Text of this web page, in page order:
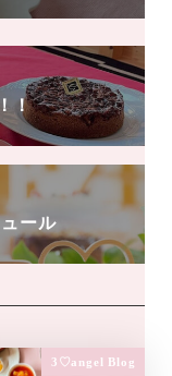
！
ール
3♡angel Blog